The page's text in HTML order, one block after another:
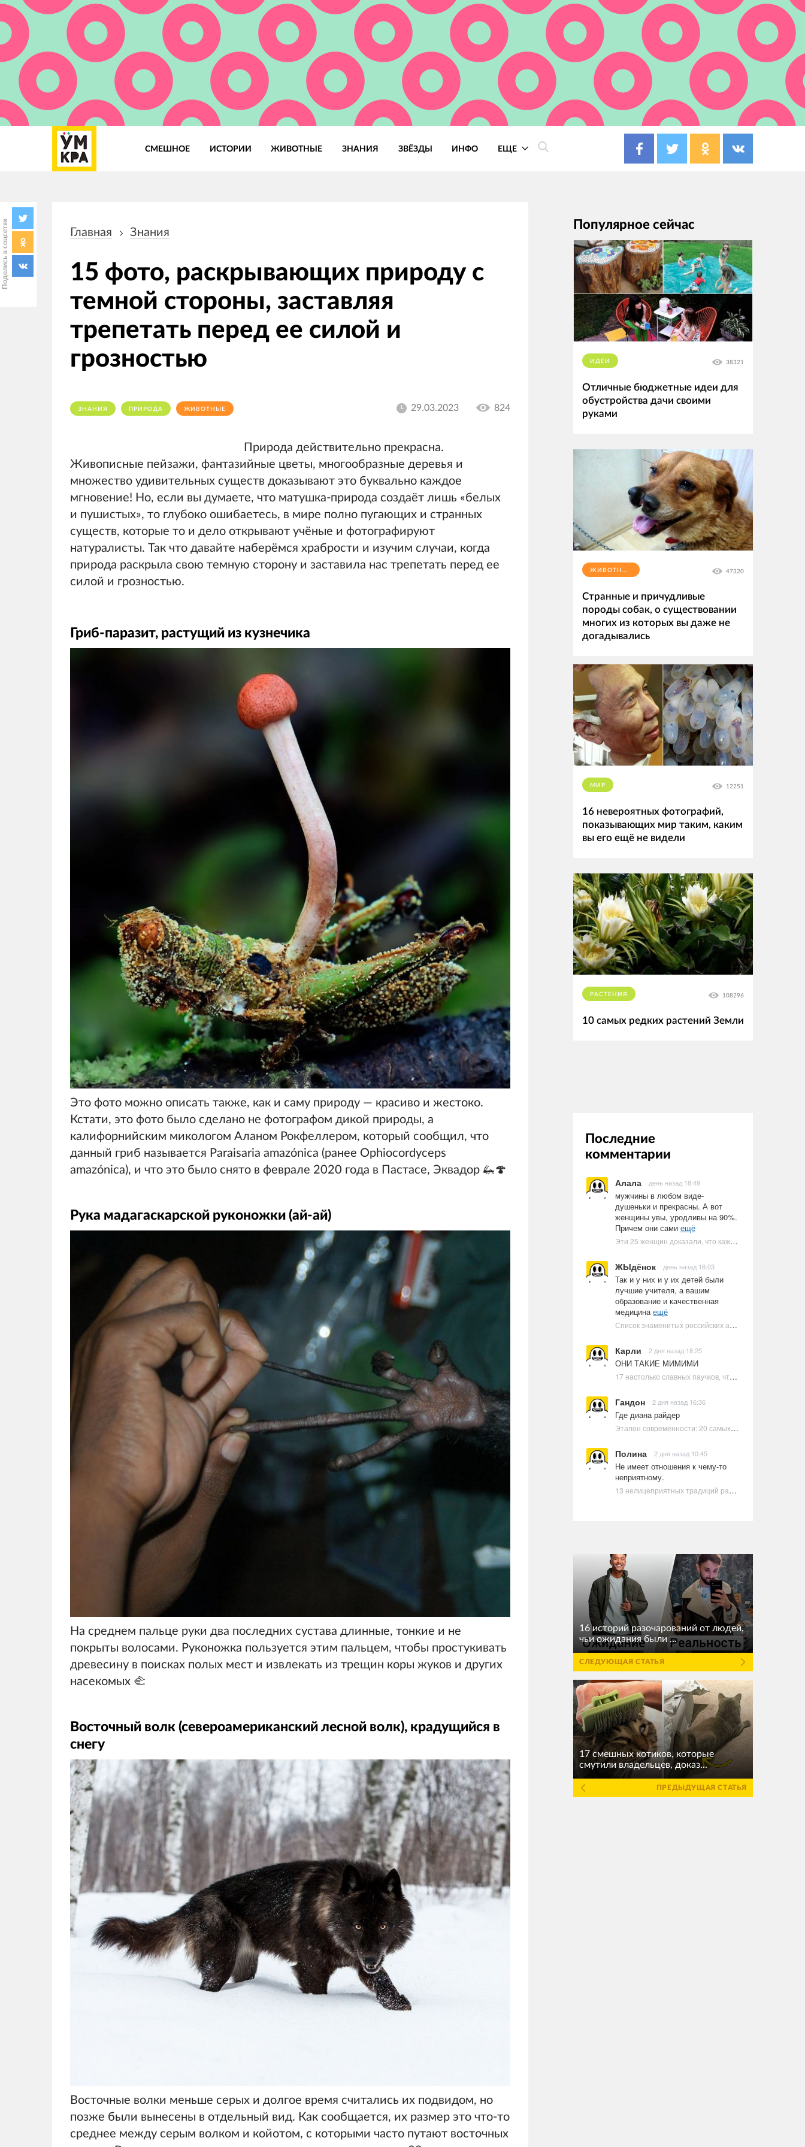
СМЕШНОЕ ИСТОРИИ ЖИВОТНЫЕ ЗНАНИЯ ЗВЁЗДЫ ИНФО ЕЩЕ
Поделись в соцсетях навигации
Главная Знания
15 фото, раскрывающих природу с
темной стороны, заставляя
трепетать перед ее силой и
грозностью
ЗНАНИЯ ПРИРОДА ЖИВОТНЫЕ 29.03.2023 824
Природа действительно прекрасна.
Живописные пейзажи, фантазийные цветы, многообразные деревья и
множество удивительных существ доказывают это буквально каждое
мгновение! Но, если вы думаете, что матушка-природа создаёт лишь «белых
и пушистых», то глубоко ошибаетесь, в мире полно пугающих и странных
существ, которые то и дело открывают учёные и фотографируют
натуралисты. Так что давайте наберёмся храбрости и изучим случаи, когда
природа раскрыла свою темную сторону и заставила нас трепетать перед ее
силой и грозностью.
Гриб-паразит, растущий из кузнечика
Это фото можно описать также, как и саму природу — красиво и жестоко.
Кстати, это фото было сделано не фотографом дикой природы, а
калифорнийским микологом Аланом Рокфеллером, который сообщил, что
данный гриб называется Paraisaria amazónica (ранее Ophiocordyceps
amazónica), и что это было снято в феврале 2020 года в Пастасе, Эквадор 🦗🍄
Рука мадагаскарской руконожки (ай-ай)
На среднем пальце руки два последних сустава длинные, тонкие и не
покрыты волосами. Руконожка пользуется этим пальцем, чтобы простукивать
древесину в поисках полых мест и извлекать из трещин коры жуков и других
насекомых 🫲
Восточный волк (североамериканский лесной волк), крадущийся в
снегу
Восточные волки меньше серых и долгое время считались их подвидом, но
позже были вынесены в отдельный вид. Как сообщается, их размер это что-то
среднее между серым волком и койотом, с которыми часто путают восточных
Популярное сейчас
ИДЕИ 38321
Отличные бюджетные идеи для
обустройства дачи своими
руками
ЖИВОТНЫЕ 47320
Странные и причудливые
породы собак, о существовании
многих из которых вы даже не
догадывались
МИР 12251
16 невероятных фотографий,
показывающих мир таким, каким
вы его ещё не видели
РАСТЕНИЯ 108296
10 самых редких растений Земли
Последние
комментарии
Алала день назад 18:49
мужчины в любом виде-
душеньки и прекрасны. А вот
женщины увы, уродливы на 90%.
Причем они сами ещё
Эти 25 женщин доказали, что каждое тело имеет право быть в бикини
ЖЫдёнок день назад 16:03
Так и у них и у их детей были
лучшие учителя, а вашим
образование и качественная
медицинаещё
Список знаменитых российских артистов-евреев | Ультрамарин
Карли 2 дня назад 18:25
ОНИ ТАКИЕ МИМИМИ
17 настолько славных паучков, что даже у арахнофобов появится желание их погладить
Гандон 2 дня назад 16:36
Где диана райдер
Эталон современности: 20 самых красивых и привлекательных актрис Голливуда, по мнению Google | Ультрамарин
Полина 2 дня назад 10:45
Не имеет отношения к чему-то
неприятному.
13 нелицеприятных традиций разных стран, которые могут шокировать неподготовленного человека
16 историй разочарований от людей,
чьи ожидания были ...
СЛЕДУЮЩАЯ СТАТЬЯ
17 смешных котиков, которые
смутили владельцев, доказ...
ПРЕДЫДУЩАЯ СТАТЬЯ